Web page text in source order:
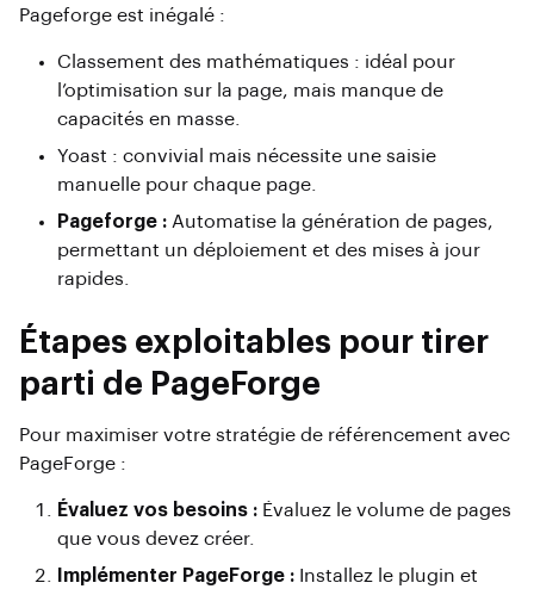
Pageforge est inégalé :
Classement des mathématiques : idéal pour
l’optimisation sur la page, mais manque de
capacités en masse.
Yoast : convivial mais nécessite une saisie
manuelle pour chaque page.
Pageforge : Automatise la génération de pages,
permettant un déploiement et des mises à jour
rapides.
Étapes exploitables pour tirer
parti de PageForge
Pour maximiser votre stratégie de référencement avec
PageForge :
Évaluez vos besoins : Évaluez le volume de pages
que vous devez créer.
Implémenter PageForge : Installez le plugin et